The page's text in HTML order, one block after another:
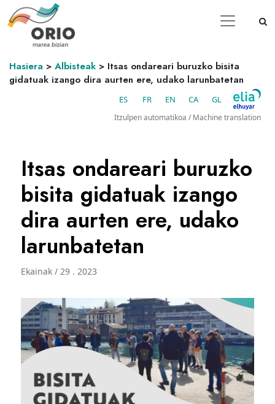
Hasiera > Albisteak > Itsas ondareari buruzko bisita
gidatuak izango dira aurten ere, udako larunbatetan
ES FR EN CA GL
Itzulpen automatikoa / Machine translation
Itsas ondareari buruzko
bisita gidatuak izango
dira aurten ere, udako
larunbatetan
Ekainak / 29 . 2023